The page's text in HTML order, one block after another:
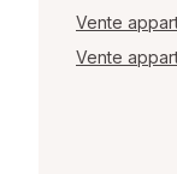
Vente
Vente